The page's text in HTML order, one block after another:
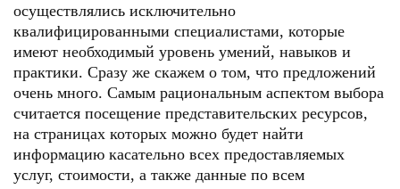
осуществлялись исключительно
квалифицированными специалистами, которые
имеют необходимый уровень умений, навыков и
практики. Сразу же скажем о том, что предложений
очень много. Самым рациональным аспектом выбора
считается посещение представительских ресурсов,
на страницах которых можно будет найти
информацию касательно всех предоставляемых
услуг, стоимости, а также данные по всем